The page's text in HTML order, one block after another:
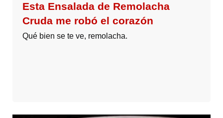
Esta Ensalada de Remolacha
Cruda me robó el corazón
Qué bien se te ve, remolacha.